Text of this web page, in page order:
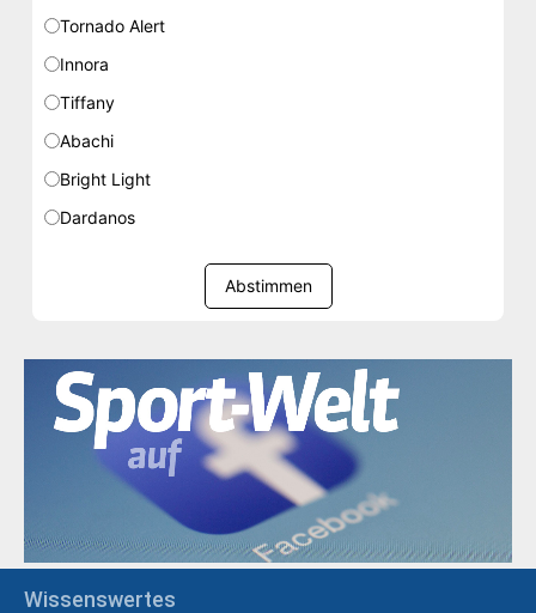
Tornado Alert
Innora
Tiffany
Abachi
Bright Light
Dardanos
Abstimmen
Wissenswertes